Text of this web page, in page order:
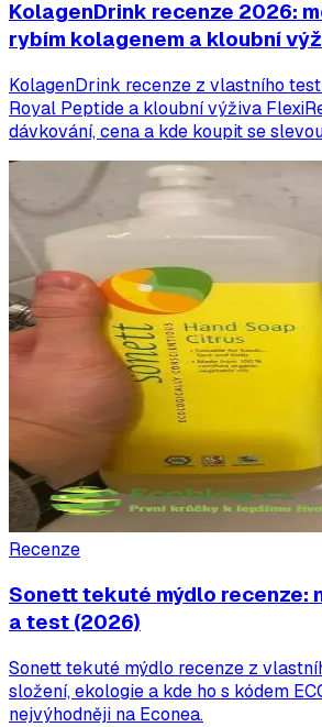
KolagenDrink recenze 2026:
rybím kolagenem a kloubní
KolagenDrink recenze z vlastního
Royal Peptide a kloubní výživa
dávkování, cena a kde koupit se
Recenze
Sonett tekuté mýdlo recenze:
a test (2026)
Sonett tekuté mýdlo recenze z
složení, ekologie a kde ho s kódem
nejvýhodněji na Econea.